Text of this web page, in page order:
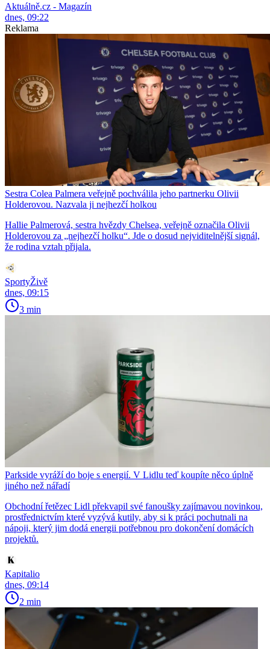
Aktuálně.cz - Magazín
dnes, 09:22
Reklama
Sestra Colea Palmera veřejně pochválila jeho partnerku Olivii
Holderovou. Nazvala ji nejhezčí holkou
Hallie Palmerová, sestra hvězdy Chelsea, veřejně označila Olivii
Holderovou za „nejhezčí holku“. Jde o dosud nejviditelnější signál,
že rodina vztah přijala.
SportyŽivě
dnes, 09:15
3 min
Parkside vyráží do boje s energií. V Lidlu teď koupíte něco úplně
jiného než nářadí
Obchodní řetězec Lidl překvapil své fanoušky zajímavou novinkou,
prostřednictvím které vyzývá kutily, aby si k práci pochutnali na
nápoji, který jim dodá energii potřebnou pro dokončení domácích
projektů.
Kapitalio
dnes, 09:14
2 min